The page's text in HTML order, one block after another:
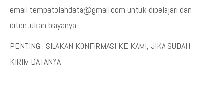
email tempatolahdata@gmail.com untuk dipelajari dan
ditentukan biayanya
PENTING : SILAKAN KONFIRMASI KE KAMI, JIKA SUDAH
KIRIM DATANYA